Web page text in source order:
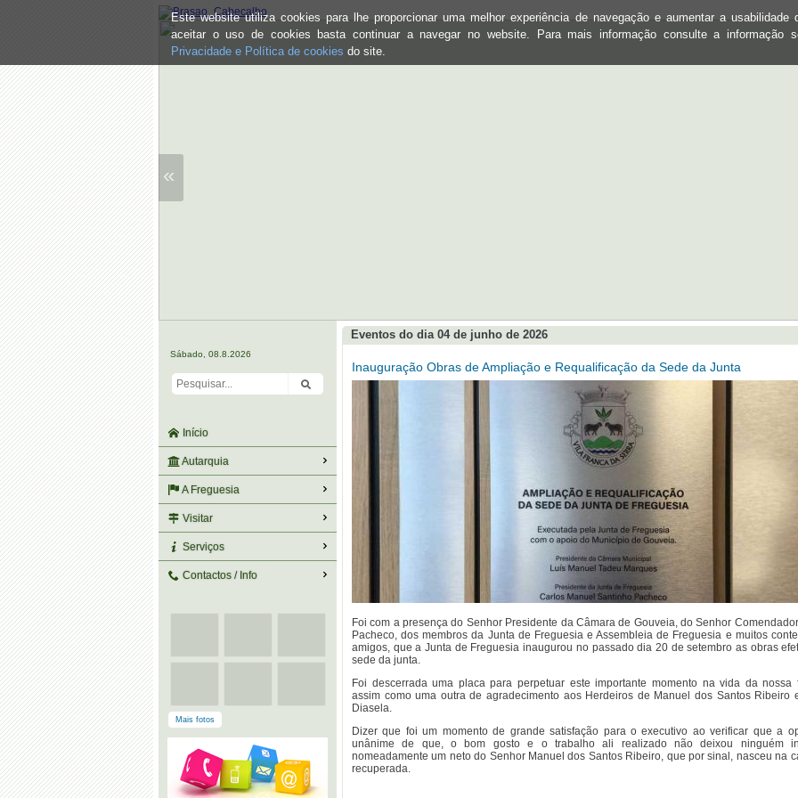
Este website utiliza cookies para lhe proporcionar uma melhor experiência de navegação e aumentar a usabilidade
aceitar o uso de cookies basta continuar a navegar no website. Para mais informação consulte a informação
Privacidade e Política de cookies do site.
«
Sábado, 08.8.2026
Início
Autarquia
A Freguesia
Visitar
Serviços
Contactos / Info
Mais fotos
Eventos do dia 04 de junho de 2026
Inauguração Obras de Ampliação e Requalificação da Sede da Junta
Foi com a presença do Senhor Presidente da Câmara de Gouveia, do Senhor
Pacheco, dos membros da Junta de Freguesia e Assembleia de Freguesia e muitos
amigos, que a Junta de Freguesia inaugurou no passado dia 20 de setembro as obras
sede da junta.
Foi descerrada uma placa para perpetuar este importante momento na vida da nossa
assim como uma outra de agradecimento aos Herdeiros de Manuel dos Santos Ribeiro
Diasela.
Dizer que foi um momento de grande satisfação para o executivo ao verificar que a
unânime de que, o bom gosto e o trabalho ali realizado não deixou ninguém
nomeadamente um neto do Senhor Manuel dos Santos Ribeiro, que por sinal, nasceu na
recuperada.